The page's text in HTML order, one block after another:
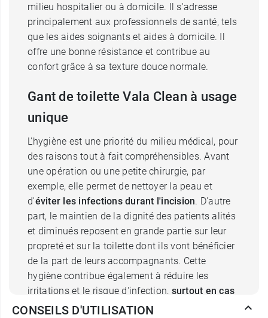
milieu hospitalier ou à domicile. Il s'adresse
principalement aux professionnels de santé, tels
que les aides soignants et aides à domicile. Il
offre une bonne résistance et contribue au
confort grâce à sa texture douce normale.
Gant de toilette Vala Clean à usage
unique
L'hygiène est une priorité du milieu médical, pour
des raisons tout à fait compréhensibles. Avant
une opération ou une petite chirurgie, par
exemple, elle permet de nettoyer la peau et
d'éviter les infections durant l'incision. D'autre
part, le maintien de la dignité des patients alités
et diminués reposent en grande partie sur leur
propreté et sur la toilette dont ils vont bénéficier
de la part de leurs accompagnants. Cette
hygiène contribue également à réduire les
irritations et le risque d'infection, surtout en cas
d'incontinence.
CONSEILS D'UTILISATION